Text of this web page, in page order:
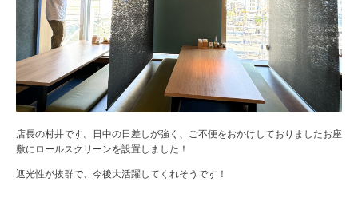
店長の村井です。日中の日差しが強く、ご不便をおかけしておりましたお座
敷にロールスクリーンを設置しました！
遮光性が抜群で、今後大活躍してくれそうです！